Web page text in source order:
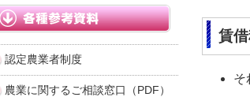
賃
そ
認定農業者制度
農業に関するご相談窓口（PDF）